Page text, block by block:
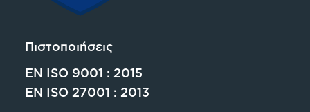
Πιστοποιήσεις
EN ISO 9001 : 2015
EN ISO 27001 : 2013